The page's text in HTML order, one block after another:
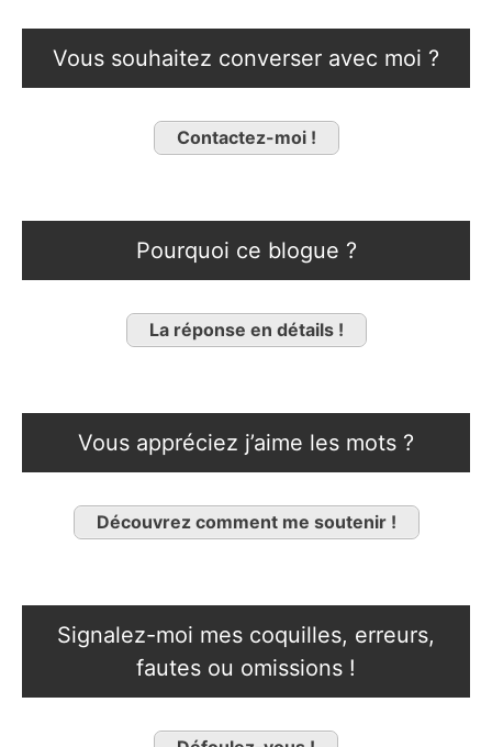
Vous souhaitez converser avec moi ?
Contactez-moi !
Pourquoi ce blogue ?
La réponse en détails !
Vous appréciez j’aime les mots ?
Découvrez comment me soutenir !
Signalez-moi mes coquilles, erreurs,
fautes ou omissions !